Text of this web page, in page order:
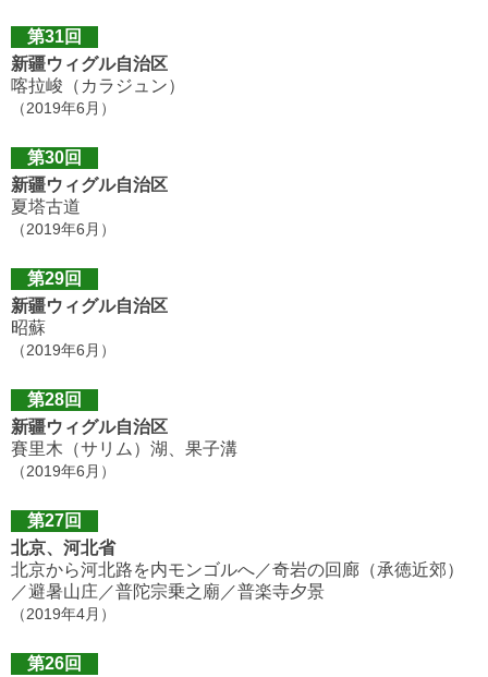
第31回
新疆ウィグル自治区
喀拉峻（カラジュン）
（2019年6月）
第30回
新疆ウィグル自治区
夏塔古道
（2019年6月）
第29回
新疆ウィグル自治区
昭蘇
（2019年6月）
第28回
新疆ウィグル自治区
賽里木（サリム）湖、果子溝
（2019年6月）
第27回
北京、河北省
北京から河北路を内モンゴルへ／奇岩の回廊（承徳近郊）
／避暑山庄／普陀宗乗之廟／普楽寺夕景
（2019年4月）
第26回